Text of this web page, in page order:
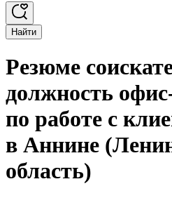
Найти
Резюме
должность
по работе с
в Аннине
область)